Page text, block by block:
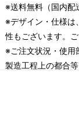
の安全
影にも
※送料無料（国内配
※デザイン・仕様は
性もございます。
※ご注文状況・使用
製造工程上の都合